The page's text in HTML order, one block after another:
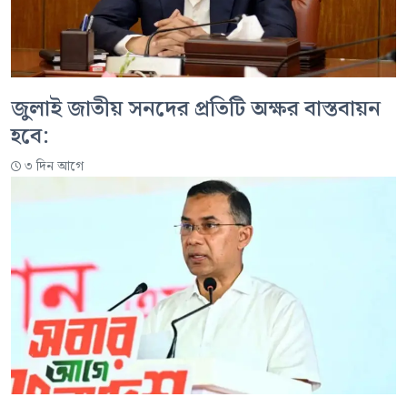
জুলাই জাতীয় সনদের প্রতিটি অক্ষর বাস্তবায়ন
হবে:
৩ দিন আগে